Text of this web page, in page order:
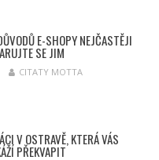
E-SHOPY NEJČASTĚJI
SE JIM
CITATY MOTTA
V OSTRAVĚ, KTERÁ VÁS
PŘEKVAPIT